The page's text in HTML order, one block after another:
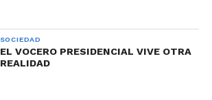
SOCIEDAD
EL VOCERO PRESIDENCIAL VIVE OTRA
REALIDAD